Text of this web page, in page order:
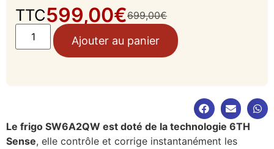
699,00€
599,00€
TTC
Ajouter au panier
Le frigo SW6A2QW est doté de la technologie 6TH
Sense, elle contrôle et corrige instantanément les